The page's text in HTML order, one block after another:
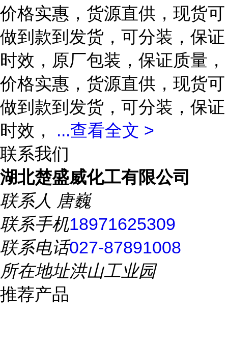
价格实惠，货源直供，现货可
做到款到发货，可分装，保证
时效，原厂包装，保证质量，
价格实惠，货源直供，现货可
做到款到发货，可分装，保证
时效， ...查看全文 >
联系我们
湖北楚盛威化工有限公司
联系人 唐巍
联系手机18971625309
联系电话027-87891008
所在地址洪山工业园
推荐产品